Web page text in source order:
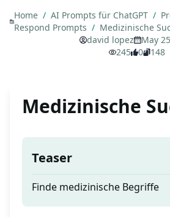
Home / AI Prompts für ChatGPT /
Respond Prompts / Medizinische
david lopez
May
245
0 148
Medizinische
Teaser
Finde medizinische Begriffe